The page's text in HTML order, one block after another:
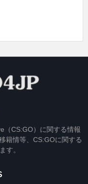
（CS:GO）に関する情報
籍情等、CS:GOに関する
す。